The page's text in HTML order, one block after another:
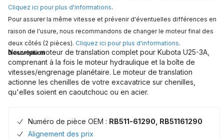
Cliquez ici pour plus d'informations.
Pour assurer la même vitesse et prévenir d'éventuelles différences en
raison de l'usure, nous recommandons de changer le moteur final des
deux côtés (2 pièces). Cliquez ici pour plus d'informations.
Description
Nouveau moteur de translation complet pour Kubota U25-3A,
comprenant à la fois le moteur hydraulique et la boîte de
vitesses/engrenage planétaire. Le moteur de translation
actionne les chenilles de votre excavatrice sur chenilles,
qu'elles soient en caoutchouc ou en acier.
Numéro de pièce OEM : RB511-61290, RB51161290
Alignement des prix